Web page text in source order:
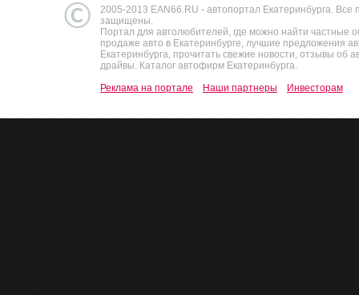
2005-2013 EAN66.RU - автопортал Екатеринбурга. Все
защищены.
Портал для автолюбителей, где можно найти частные
продаже авто в Екатеринбурге, лучшие предложения
Екатеринбурга, прочитать свежие новости, отзывы об
драйвы. Каталог автофирм Екатеринбурга.
Реклама на портале
Наши партнеры Инвесторам